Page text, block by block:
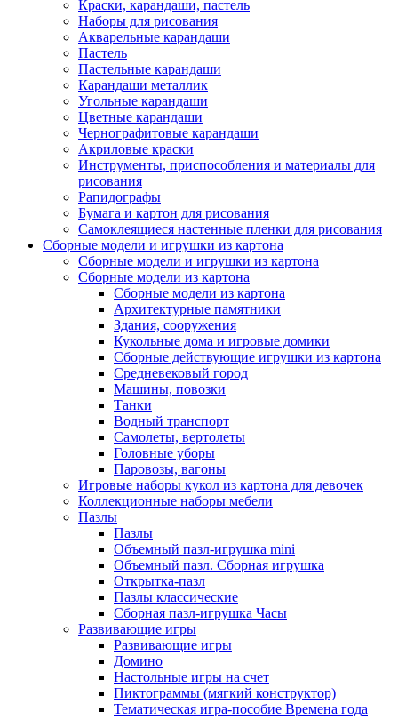
Краски, карандаши, пастель
Наборы для рисования
Акварельные карандаши
Пастель
Пастельные карандаши
Карандаши металлик
Угольные карандаши
Цветные карандаши
Чернографитовые карандаши
Акриловые краски
Инструменты, приспособления и материалы для
рисования
Рапидографы
Бумага и картон для рисования
Самоклеящиеся настенные пленки для рисования
Сборные модели и игрушки из картона
Сборные модели и игрушки из картона
Сборные модели из картона
Сборные модели из картона
Архитектурные памятники
Здания, сооружения
Кукольные дома и игровые домики
Сборные действующие игрушки из картона
Средневековый город
Машины, повозки
Танки
Водный транспорт
Самолеты, вертолеты
Головные уборы
Паровозы, вагоны
Игровые наборы кукол из картона для девочек
Коллекционные наборы мебели
Пазлы
Пазлы
Объемный пазл-игрушка mini
Объемный пазл. Сборная игрушка
Открытка-пазл
Пазлы классические
Сборная пазл-игрушка Часы
Развивающие игры
Развивающие игры
Домино
Настольные игры на счет
Пиктограммы (мягкий конструктор)
Тематическая игра-пособие Времена года